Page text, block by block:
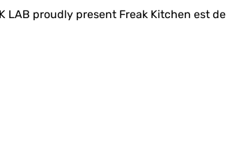
LAB proudly present Freak Kitchen est de